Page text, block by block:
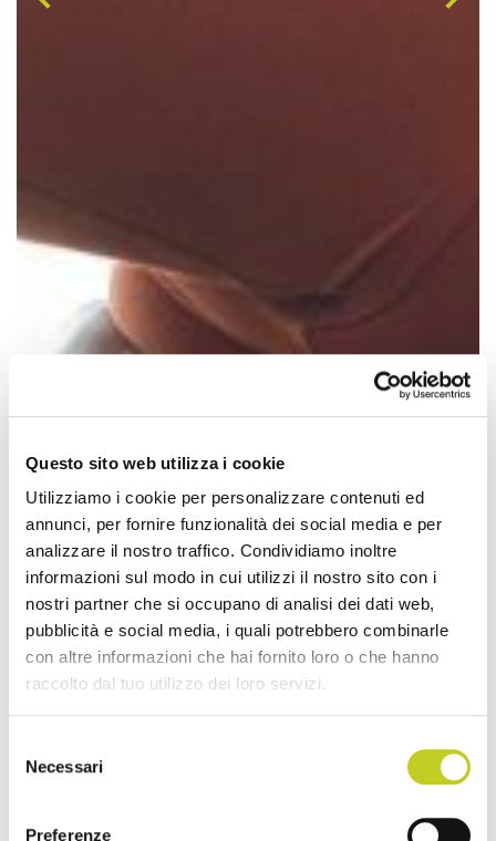
Questo sito web utilizza i cookie
Utilizziamo i cookie per personalizzare contenuti ed
annunci, per fornire funzionalità dei social media e per
analizzare il nostro traffico. Condividiamo inoltre
informazioni sul modo in cui utilizzi il nostro sito con i
nostri partner che si occupano di analisi dei dati web,
pubblicità e social media, i quali potrebbero combinarle
con altre informazioni che hai fornito loro o che hanno
raccolto dal tuo utilizzo dei loro servizi.
delNecessari
Preferenze